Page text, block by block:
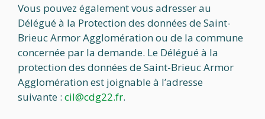
Vous pouvez également vous adresser au
Délégué à la Protection des données de Saint-
Brieuc Armor Agglomération ou de la commune
concernée par la demande. Le Délégué à la
protection des données de Saint-Brieuc Armor
Agglomération est joignable à l’adresse
suivante : cil@cdg22.fr.